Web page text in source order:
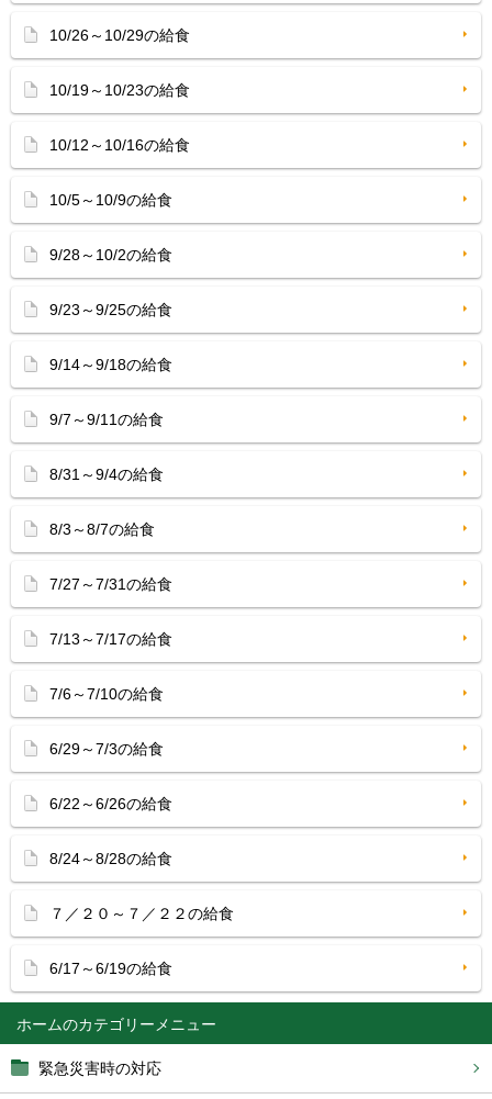
ホーム
緊急災害時の対応
10/26～10/29の給食
10/19～10/23の給食
10/12～10/16の給食
10/5～10/9の給食
9/28～10/2の給食
9/23～9/25の給食
9/14～9/18の給食
9/7～9/11の給食
8/31～9/4の給食
8/3～8/7の給食
7/27～7/31の給食
7/13～7/17の給食
7/6～7/10の給食
6/29～7/3の給食
6/22～6/26の給食
8/24～8/28の給食
７／２０～７／２２の給食
6/17～6/19の給食